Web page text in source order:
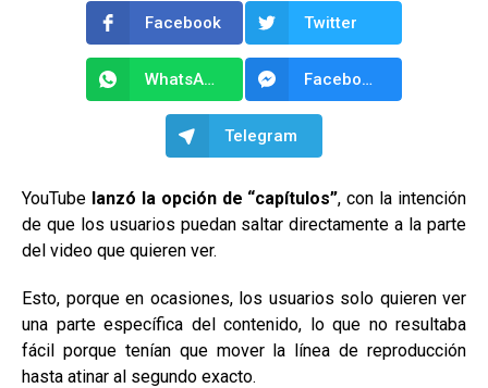
Facebook Twitter
WhatsApp Facebook Messenger
Telegram
YouTube lanzó la opción de “capítulos”, con la intención
de que los usuarios puedan saltar directamente a la parte
del video que quieren ver.
Esto, porque en ocasiones, los usuarios solo quieren ver
una parte específica del contenido, lo que no resultaba
fácil porque tenían que mover la línea de reproducción
hasta atinar al segundo exacto.